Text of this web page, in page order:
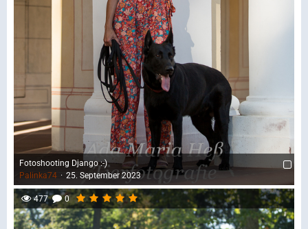
Fotoshooting Django :-)
Palinka74
25. September 2023
477 0